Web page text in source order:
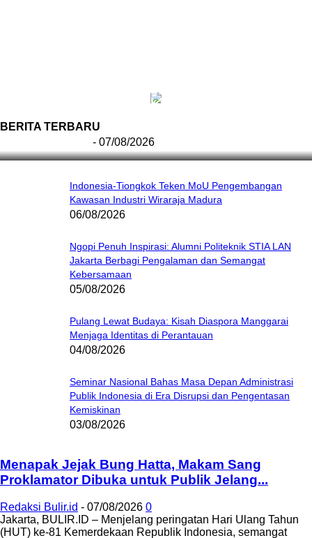
BERITA TERBARU
Proklamator Dibuka untuk Publik Jelang HUT RI ke-
- 07/08/2026
Indonesia-Tiongkok Teken MoU Pengembangan
Kawasan Industri Wiraraja Madura
06/08/2026
Ngopi Penuh Inspirasi: Alumni Politeknik STIA LAN
Jakarta Berbagi Pengalaman dan Semangat
Kebersamaan
05/08/2026
Pulang Lewat Budaya: Kisah Diaspora Manggarai
Menjaga Identitas di Perantauan
04/08/2026
Seminar Nasional Bahas Masa Depan Administrasi
Publik Indonesia di Era Disrupsi dan Pengentasan
Kemiskinan
03/08/2026
Menapak Jejak Bung Hatta, Makam Sang
Proklamator Dibuka untuk Publik Jelang...
Redaksi Bulir.id - 07/08/2026 0
Jakarta, BULIR.ID – Menjelang peringatan Hari Ulang Tahun
(HUT) ke-81 Kemerdekaan Republik Indonesia, semangat